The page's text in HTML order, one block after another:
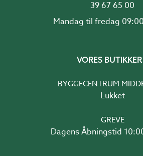
39 67 65 00
Mandag til fredag
VORES BUTIKKER
BYGGECENTRUM
Lukket
GREVE
Dagens Åbningstid